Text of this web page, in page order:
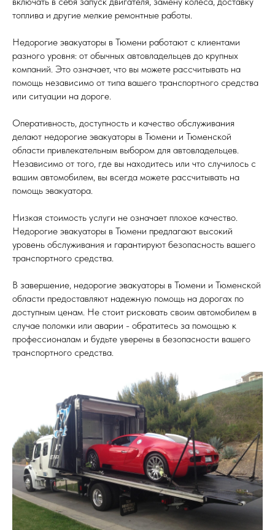
топлива и другие мелкие ремонтные работы.
Недорогие эвакуаторы в Тюмени работают с клиентами
разного уровня: от обычных автовладельцев до крупных
компаний. Это означает, что вы можете рассчитывать на
помощь независимо от типа вашего транспортного средства
или ситуации на дороге.
Оперативность, доступность и качество обслуживания
делают недорогие эвакуаторы в Тюмени и Тюменской
области привлекательным выбором для автовладельцев.
Независимо от того, где вы находитесь или что случилось с
вашим автомобилем, вы всегда можете рассчитывать на
помощь эвакуатора.
Низкая стоимость услуги не означает плохое качество.
Недорогие эвакуаторы в Тюмени предлагают высокий
уровень обслуживания и гарантируют безопасность вашего
транспортного средства.
В завершение, недорогие эвакуаторы в Тюмени и Тюменской
области предоставляют надежную помощь на дорогах по
доступным ценам. Не стоит рисковать своим автомобилем в
случае поломки или аварии - обратитесь за помощью к
профессионалам и будьте уверены в безопасности вашего
транспортного средства.